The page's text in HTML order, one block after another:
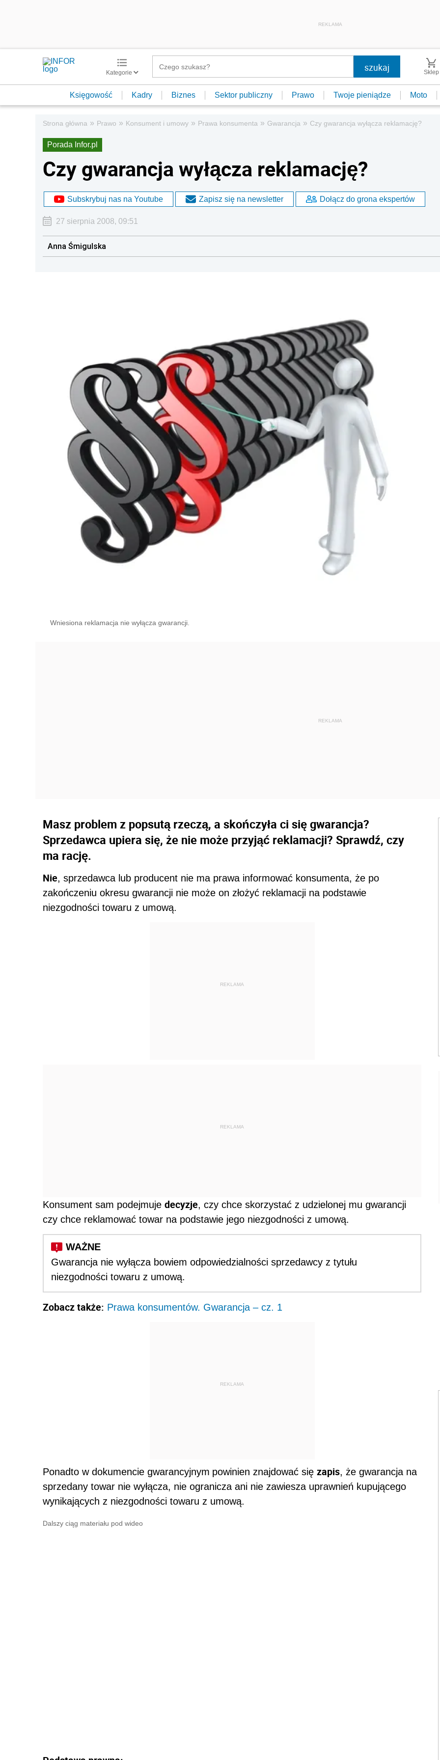
REKLAMA
Kategorie Sklep
Księgowość Kadry Biznes Sektor publiczny Prawo Twoje pieniądze Moto
Strona główna » Prawo » Konsument i umowy » Prawa konsumenta » Gwarancja » Czy gwarancja wyłącza reklamację?
Porada Infor.pl
Czy gwarancja wyłącza reklamację?
Subskrybuj nas na Youtube Zapisz się na newsletter Dołącz do grona ekspertów
27 sierpnia 2008, 09:51
Anna Śmigulska
Wniesiona reklamacja nie wyłącza gwarancji.
Masz problem z popsutą rzeczą, a skończyła ci się gwarancja?
Sprzedawca upiera się, że nie może przyjąć reklamacji? Sprawdź, czy
ma rację.
Nie, sprzedawca lub producent nie ma prawa informować konsumenta, że po
zakończeniu okresu gwarancji nie może on złożyć reklamacji na podstawie
niezgodności towaru z umową.
REKLAMA
REKLAMA
Konsument sam podejmuje decyzje, czy chce skorzystać z udzielonej mu gwarancji
czy chce reklamować towar na podstawie jego niezgodności z umową.
Gwarancja nie wyłącza bowiem odpowiedzialności sprzedawcy z tytułu
niezgodności towaru z umową.
Zobacz także: Prawa konsumentów. Gwarancja – cz. 1
REKLAMA
Ponadto w dokumencie gwarancyjnym powinien znajdować się zapis, że gwarancja na
sprzedany towar nie wyłącza, nie ogranicza ani nie zawiesza uprawnień kupującego
wynikających z niezgodności towaru z umową.
Dalszy ciąg materiału pod wideo